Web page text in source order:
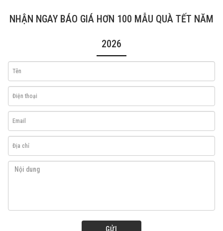
NHẬN NGAY BÁO GIÁ HƠN 100 MẪU QUÀ TẾT NĂM
2026
GỬI